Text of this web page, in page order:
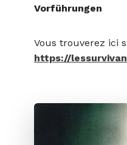
Vorführungen
Vous trouverez ici
https://